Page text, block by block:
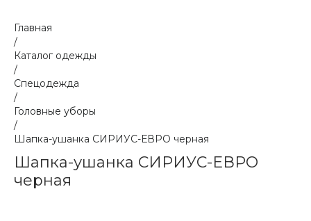
Главная
/
Каталог одежды
/
Спецодежда
/
Головные уборы
/
Шапка-ушанка СИРИУС-ЕВРО черная
Шапка-ушанка СИРИУС-ЕВРО
черная